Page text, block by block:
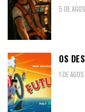
5 DE
OS
1 DE